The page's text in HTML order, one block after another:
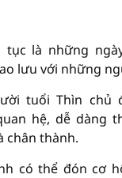
tục là những
lưu với những
tuổi Thìn chủ
hệ, dễ dàng
chân thành.
có thể đón cơ